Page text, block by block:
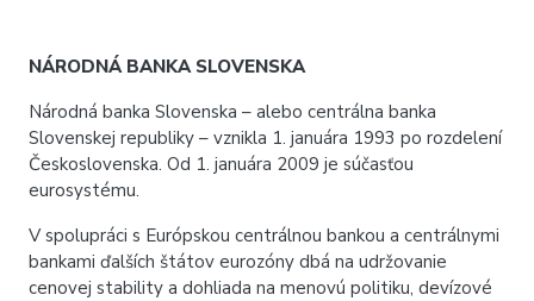
NÁRODNÁ BANKA SLOVENSKA
Národná banka Slovenska – alebo centrálna banka
Slovenskej republiky – vznikla 1. januára 1993 po rozdelení
Československa. Od 1. januára 2009 je súčasťou
eurosystému.
V spolupráci s Európskou centrálnou bankou a centrálnymi
bankami ďalších štátov eurozóny dbá na udržovanie
cenovej stability a dohliada na menovú politiku, devízové